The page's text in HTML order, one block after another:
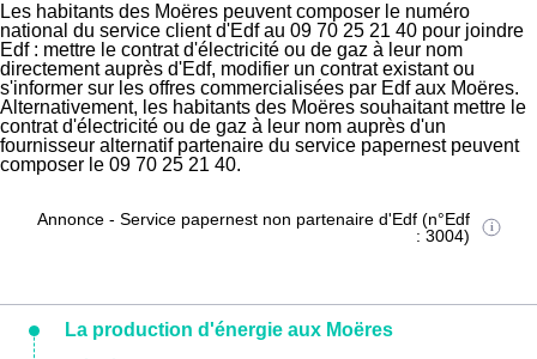
Les habitants des Moëres peuvent composer le numéro
national du service client d'Edf au 09 70 25 21 40 pour joindre
Edf : mettre le contrat d'électricité ou de gaz à leur nom
directement auprès d'Edf, modifier un contrat existant ou
s'informer sur les offres commercialisées par Edf aux Moëres.
Alternativement, les habitants des Moëres souhaitant mettre le
contrat d'électricité ou de gaz à leur nom auprès d'un
fournisseur alternatif partenaire du service papernest peuvent
composer le 09 70 25 21 40.
Annonce - Service papernest non partenaire d'Edf (n°Edf
: 3004)
La production d'énergie aux Moëres